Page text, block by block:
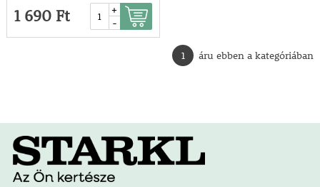
1 690 Ft
+
-
1 áru ebben a kategóriában